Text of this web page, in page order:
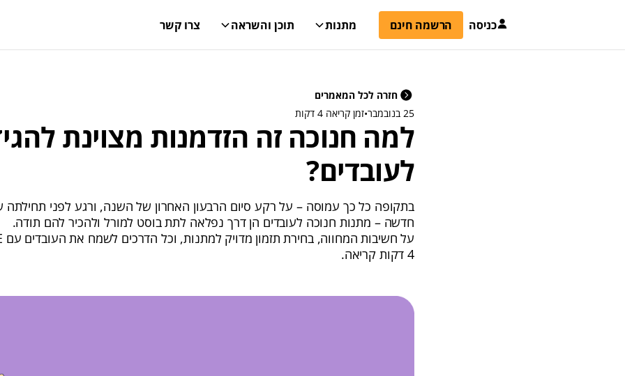
צרו קשר תוכן והשראה מתנות הרשמה חינם כניסה
חזרה לכל המאמרים
25 בנובמבר
•זמן קריאה 4 דקות
למה חנוכה זה הזדמנות מצוינת
לעובדים?
בתקופה כל כך עמוסה – על רקע סיום הרבעון האחרון של השנה, ורגע לפני
חדשה – מתנות חנוכה לעובדים הן דרך נפלאה לתת בוסט למורל ולהכיר להם תודה.
4 דקות קריאה.